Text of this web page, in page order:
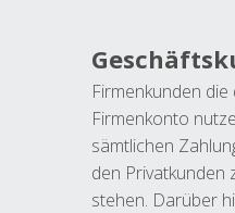
Firmenkunden
Firmenkonto
sämtlichen
den Privatkunden
stehen. Darüber